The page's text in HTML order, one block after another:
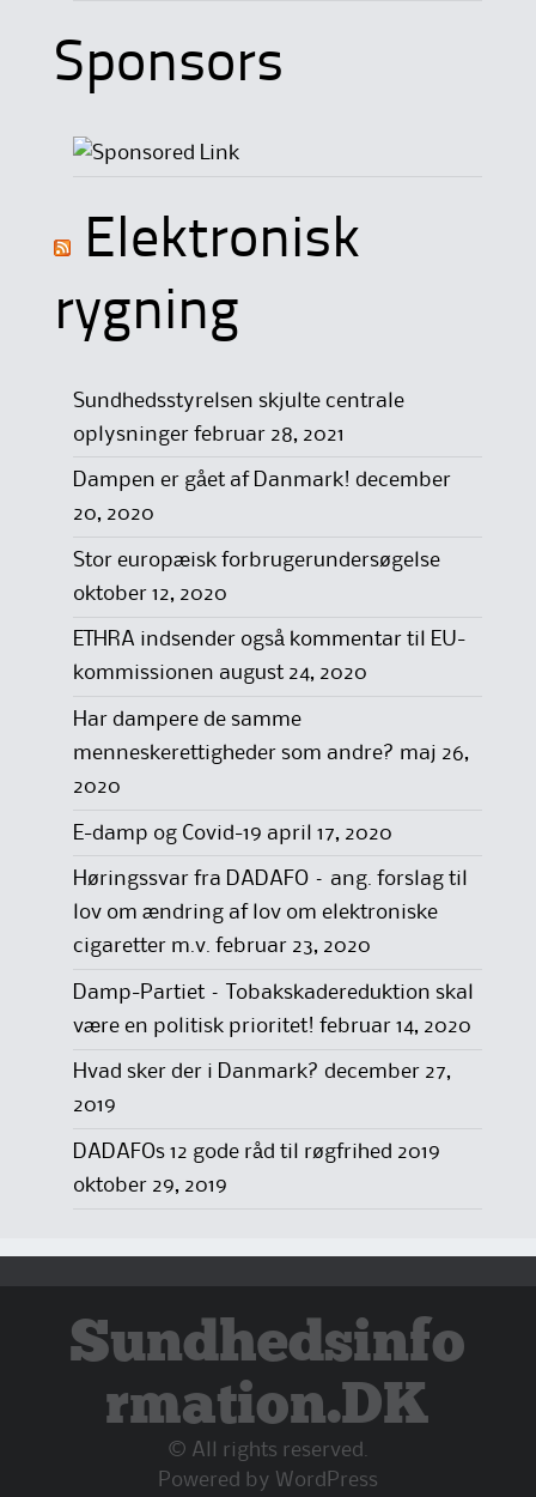
Sponsors
Elektronisk
rygning
Sundhedsstyrelsen skjulte centrale
oplysninger februar 28, 2021
Dampen er gået af Danmark! december
20, 2020
Stor europæisk forbrugerundersøgelse
oktober 12, 2020
ETHRA indsender også kommentar til EU-
kommissionen august 24, 2020
Har dampere de samme
menneskerettigheder som andre? maj 26,
2020
E-damp og Covid-19 april 17, 2020
Høringssvar fra DADAFO – ang. forslag til
lov om ændring af lov om elektroniske
cigaretter m.v. februar 23, 2020
Damp-Partiet – Tobakskadereduktion skal
være en politisk prioritet! februar 14, 2020
Hvad sker der i Danmark? december 27,
2019
DADAFOs 12 gode råd til røgfrihed 2019
oktober 29, 2019
Sundhedsinfo
rmation.DK
© All rights reserved.
Powered by WordPress